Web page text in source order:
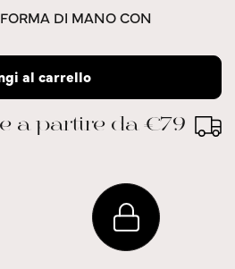
DI MANO CON
al carrello
a partire da €79